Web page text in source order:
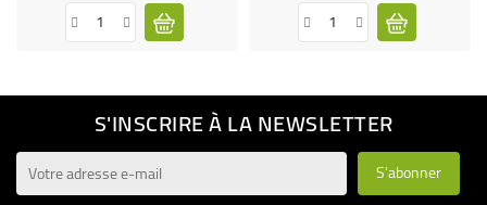
S'INSCRIRE À LA NEWSLETTER